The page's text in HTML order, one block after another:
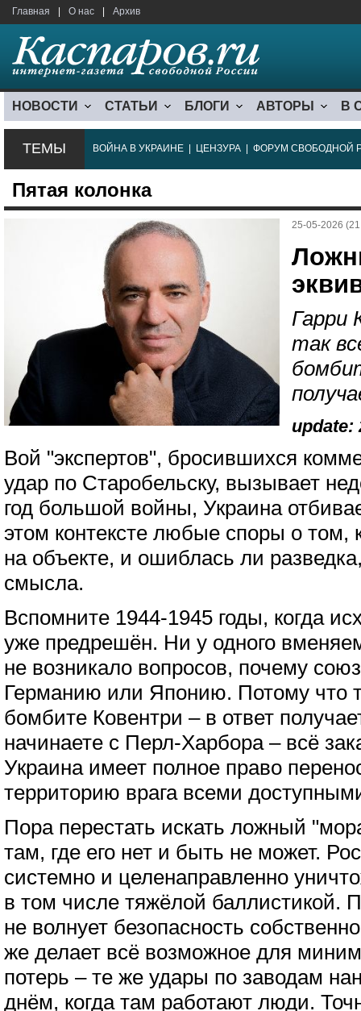
Главная О нас Архив
НОВОСТИ СТАТЬИ БЛОГИ АВТОРЫ В
ТЕМЫ ВОЙНА В УКРАИНЕ ЦЕНЗУРА ФОРУМ СВОБОДНОЙ
Пятая колонка
25-05-2026
Гарри
так
update:
Вой "экспертов", бросившихся
удар по Старобельску, вызывает
год большой войны, Украина
этом контексте любые споры о том,
на объекте, и ошиблась ли
смысла.
Вспомните 1944-1945 годы, когда
уже предрешён. Ни у одного
не возникало вопросов, почему
Германию или Японию. Потому что
бомбите Ковентри – в ответ
начинаете с Перл-Харбора – всё
Украина имеет полное право
территорию врага всеми
Пора перестать искать ложный
там, где его нет и быть не может.
системно и целенаправленно
в том числе тяжёлой баллистикой.
не волнует безопасность
же делает всё возможное для
потерь – те же удары по заводам
днём, когда там работают люди.